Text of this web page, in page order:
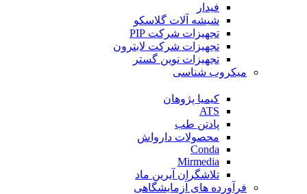
فیدار
شیشه آلات گلاسکو
تجهیزات شرکت PIP
تجهیزات شرکت لابترون
تجهیزات نوین گستر
میکروب شناسی
کیمیا پژوهان
ATS
پادتن طب
محصولات دارواش
Conda
Mirmedia
تلاشگران آیرین ماد
فرآورده های آزمایشگاهی